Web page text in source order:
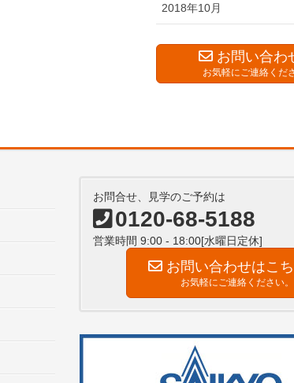
2018年10月
お問い合わ
お気軽にご連絡くだ
お問合せ、見学のご予約は
0120-68-5188
営業時間 9:00 - 18:00[水曜日定休]
お問い合わせはこ
お気軽にご連絡ください。